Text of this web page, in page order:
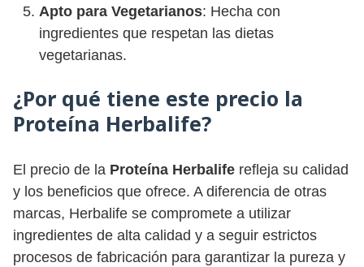
Apto para Vegetarianos: Hecha con
ingredientes que respetan las dietas
vegetarianas.
¿Por qué tiene este precio la
Proteína Herbalife?
El precio de la Proteína Herbalife refleja su calidad
y los beneficios que ofrece. A diferencia de otras
marcas, Herbalife se compromete a utilizar
ingredientes de alta calidad y a seguir estrictos
procesos de fabricación para garantizar la pureza y